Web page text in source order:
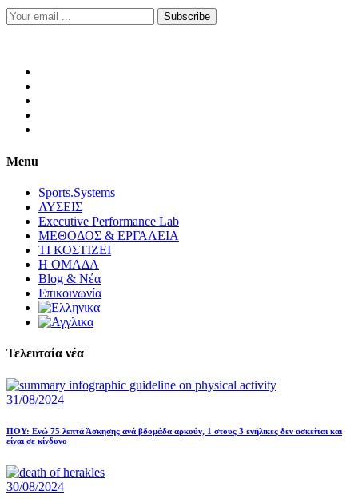
Subscribe
Menu
Sports.Systems
ΛΥΣΕΙΣ
Executive Performance Lab
ΜΕΘΟΔΟΣ & ΕΡΓΑΛΕΙΑ
ΤΙ ΚΟΣΤΙΖΕΙ
Η ΟΜΑΔΑ
Blog & Νέα
Επικοινωνία
Τελευταία νέα
31/08/2024
ΠΟΥ: Ενώ 75 λεπτά Άσκησης ανά βδομάδα αρκούν, 1 στους 3 ενήλικες δεν ασκείται και
είναι σε κίνδυνο
30/08/2024